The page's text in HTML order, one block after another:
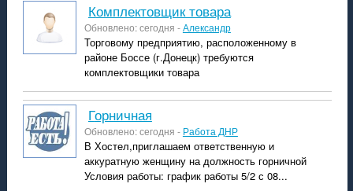
комплектовщик товара
Обновлено: сегодня -Александр
Торговому предприятию, расположенному в
районе Боссе (г.Донецк) требуются
комплектовщики товара
горничная
Обновлено: сегодня - Работа ДНР
В Хостел,приглашаем ответственную и
аккуратную женщину на должность горничной
Условия работы: график работы 5/2 с 08...